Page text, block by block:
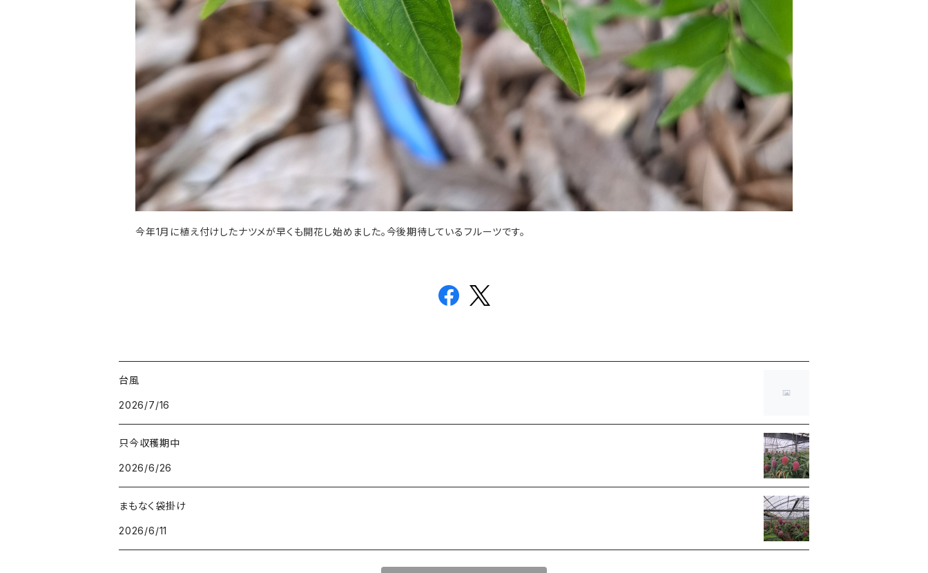
今年1月に植え付けしたナツメが早くも開花し始めました。今後期待しているフルーツです。
台風
2026/7/16
只今収穫期中
2026/6/26
まもなく袋掛け
2026/6/11